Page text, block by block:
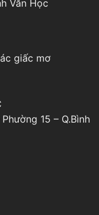
Văn Học
giấc mơ
15 – Q.Bình